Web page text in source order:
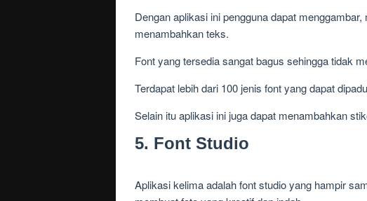
Dengan aplikasi ini pengguna dapat
menambahkan teks.
Font yang tersedia sangat bagus sehingga tidak
Terdapat lebih dari 100 jenis font yang dapat
Selain itu aplikasi ini juga dapat menambahkan
5. Font Studio
Aplikasi kelima adalah font studio yang hampir